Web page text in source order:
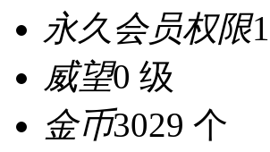
永久会员权限
威望0 级
金币3029 个